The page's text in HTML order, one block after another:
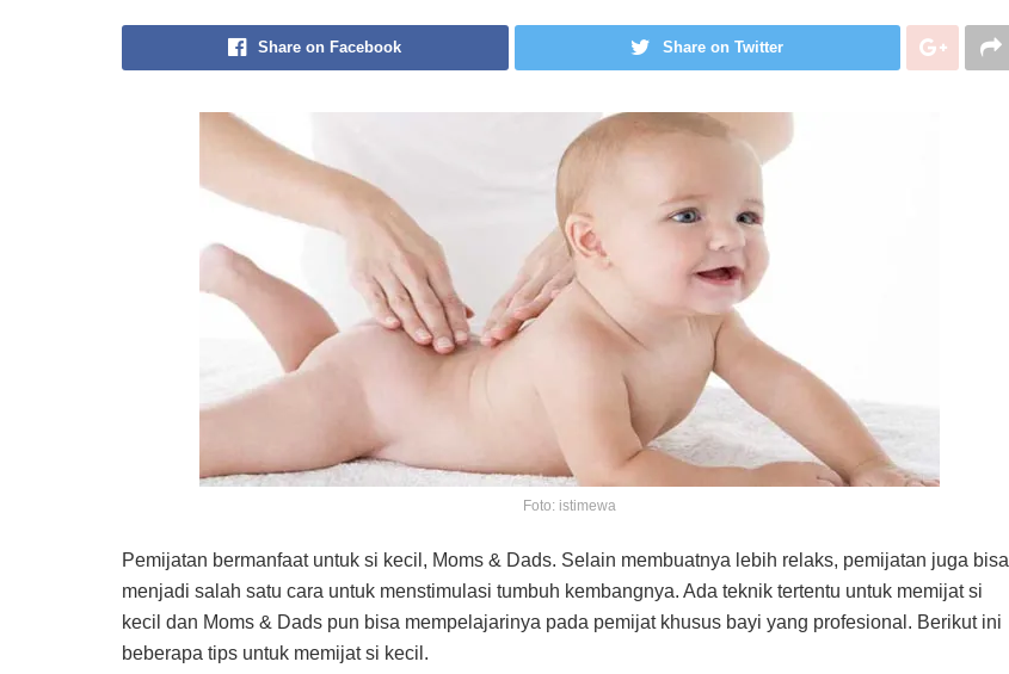
Share on Facebook Share on Twitter
Foto: istimewa
Pemijatan bermanfaat untuk si kecil, Moms & Dads. Selain membuatnya lebih relaks, pemijatan juga bisa
menjadi salah satu cara untuk menstimulasi tumbuh kembangnya. Ada teknik tertentu untuk memijat si
kecil dan Moms & Dads pun bisa mempelajarinya pada pemijat khusus bayi yang profesional. Berikut ini
beberapa tips untuk memijat si kecil.